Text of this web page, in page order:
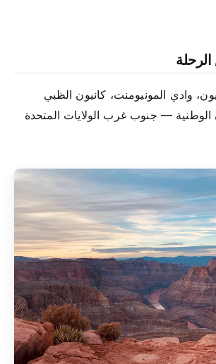
وادي المونيومنت، كانيون الظبي
— جنوب غرب الولايات المتحدة